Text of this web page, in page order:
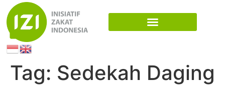
Tag: Sedekah Daging